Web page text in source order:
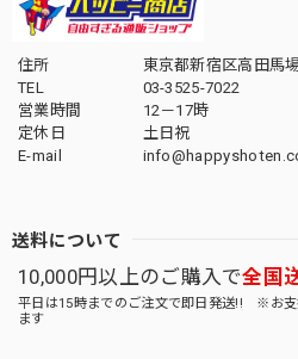
住所
東京都新宿区高田馬
TEL
03-3525-7022
営業時間
12－17時
定休日
土日祝
E-mail
送料について
10,000円以上のご購入で全国
平日は15時までのご注文で即日発送!! ※お支
ます